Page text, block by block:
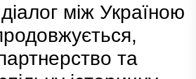
між Україною
та